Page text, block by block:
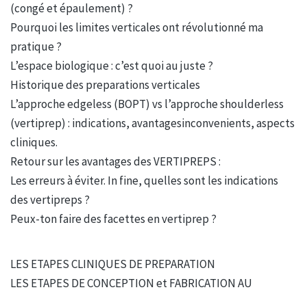
(congé et épaulement) ?
Pourquoi les limites verticales ont révolutionné ma
pratique ?
L’espace biologique : c’est quoi au juste ?
Historique des preparations verticales
L’approche edgeless (BOPT) vs l’approche shoulderless
(vertiprep) : indications, avantagesinconvenients, aspects
cliniques.
Retour sur les avantages des VERTIPREPS :
Les erreurs à éviter. In fine, quelles sont les indications
des vertipreps ?
Peux-ton faire des facettes en vertiprep ?
LES ETAPES CLINIQUES DE PREPARATION
LES ETAPES DE CONCEPTION et FABRICATION AU